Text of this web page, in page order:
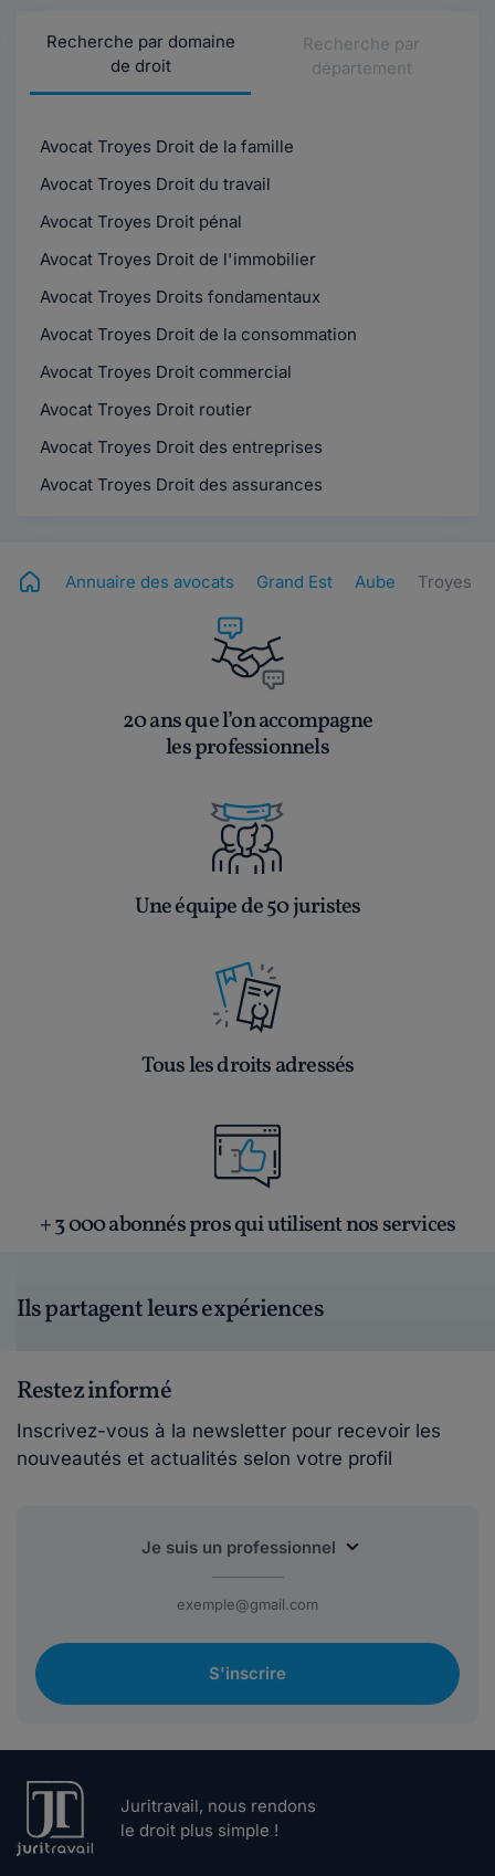
Recherche par domaine
de droit
Recherche par
département
Avocat Troyes Droit de la famille
Avocat Troyes Droit du travail
Avocat Troyes Droit pénal
Avocat Troyes Droit de l'immobilier
Avocat Troyes Droits fondamentaux
Avocat Troyes Droit de la consommation
Avocat Troyes Droit commercial
Avocat Troyes Droit routier
Avocat Troyes Droit des entreprises
Avocat Troyes Droit des assurances
Annuaire des avocats Grand Est Aube Troyes
20 ans que l’on accompagne
les professionnels
Une équipe de 50 juristes
Tous les droits adressés
+ 3 000 abonnés pros qui utilisent nos services
Ils partagent leurs expériences
Restez informé
Inscrivez-vous à la newsletter pour recevoir les
nouveautés et actualités selon votre profil
S'inscrire
Juritravail, nous rendons
le droit plus simple !